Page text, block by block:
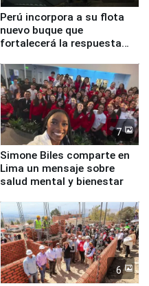
Perú incorpora a su flota
nuevo buque que
fortalecerá la respuesta
7
Simone Biles comparte en
Lima un mensaje sobre
salud mental y bienestar
6